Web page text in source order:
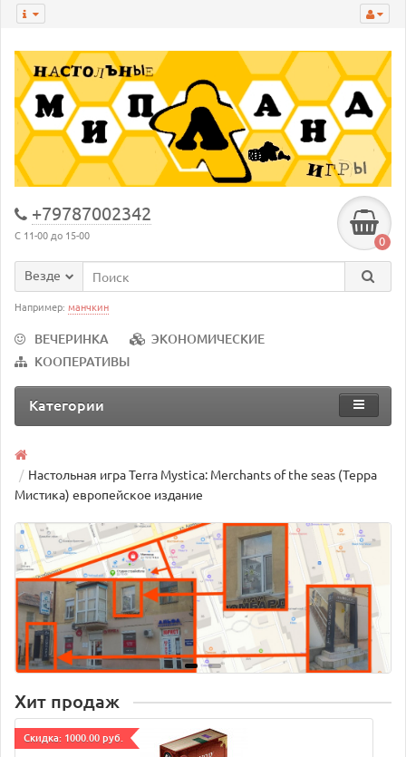
+79787002342
С 11-00 до 15-00 0
Везде
Например: манчкин
ВЕЧЕРИНКА
ЭКОНОМИЧЕСКИЕ
КООПЕРАТИВЫ
Категории
Настольная игра Terra Mystica: Merchants of the seas (Терра
Мистика) европейское издание
Хит продаж
Cкидка: 1000.00 руб.